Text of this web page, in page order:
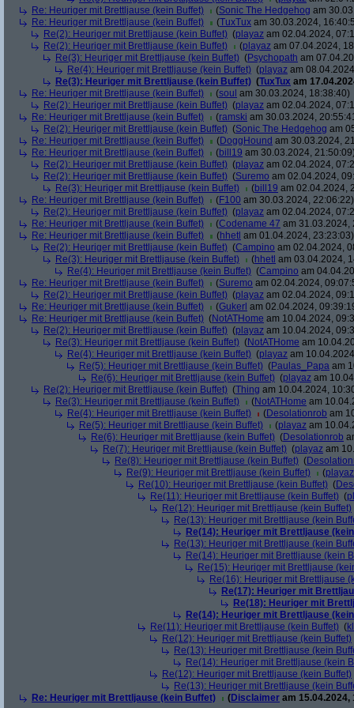
Re: Heuriger mit Brettljause (kein Buffet)
(Sonic The Hedgehog am
Re: Heuriger mit Brettljause (kein Buffet)
(TuxTux am 30.03.2024,
Re(2): Heuriger mit Brettljause (kein Buffet) (playaz am 02.04.2024,
Re(2): Heuriger mit Brettljause (kein Buffet)
(playaz am 07.04.2024,
Re(3): Heuriger mit Brettljause (kein Buffet) (Psychopath am
Re(4): Heuriger mit Brettljause (kein Buffet) (playaz am
Re(3): Heuriger mit Brettljause (kein Buffet) (TuxTux am
Re: Heuriger mit Brettljause (kein Buffet)
(soul am 30.03.2024, 18:38:40)
Re(2): Heuriger mit Brettljause (kein Buffet) (playaz am 02.04.2024,
Re: Heuriger mit Brettljause (kein Buffet)
(ramski am 30.03.2024,
Re(2): Heuriger mit Brettljause (kein Buffet) (Sonic The Hedgehog am
Re: Heuriger mit Brettljause (kein Buffet)
(DoggHound am 30.03.2024,
Re: Heuriger mit Brettljause (kein Buffet)
(bill19 am 30.03.2024, 21:50:09)
Re(2): Heuriger mit Brettljause (kein Buffet) (playaz am 02.04.2024,
Re(2): Heuriger mit Brettljause (kein Buffet) (Suremo am 02.04.2024,
Re(3): Heuriger mit Brettljause (kein Buffet)
(bill19 am 02.04.2024,
Re: Heuriger mit Brettljause (kein Buffet)
(F100 am 30.03.2024, 22:06:22)
Re(2): Heuriger mit Brettljause (kein Buffet) (playaz am 02.04.2024,
Re: Heuriger mit Brettljause (kein Buffet)
(Codename 47 am 31.03.2024,
Re: Heuriger mit Brettljause (kein Buffet)
(hhetl am 01.04.2024, 23:23:03)
Re(2): Heuriger mit Brettljause (kein Buffet) (Campino am 02.04.2024,
Re(3): Heuriger mit Brettljause (kein Buffet)
(hhetl am 03.04.2024,
Re(4): Heuriger mit Brettljause (kein Buffet) (Campino am
Re: Heuriger mit Brettljause (kein Buffet)
(Suremo am 02.04.2024,
Re(2): Heuriger mit Brettljause (kein Buffet) (playaz am 02.04.2024,
Re: Heuriger mit Brettljause (kein Buffet)
(Gukerl am 02.04.2024,
Re: Heuriger mit Brettljause (kein Buffet) (NotATHome am 10.04.2024,
Re(2): Heuriger mit Brettljause (kein Buffet) (playaz am 10.04.2024,
Re(3): Heuriger mit Brettljause (kein Buffet) (NotATHome am
Re(4): Heuriger mit Brettljause (kein Buffet) (playaz am
Re(5): Heuriger mit Brettljause (kein Buffet) (Paulas_Papa am
Re(6): Heuriger mit Brettljause (kein Buffet) (playaz am
Re(2): Heuriger mit Brettljause (kein Buffet) (Thing am 10.04.2024,
Re(3): Heuriger mit Brettljause (kein Buffet)
(NotATHome am
Re(4): Heuriger mit Brettljause (kein Buffet)
(Desolationrob am
Re(5): Heuriger mit Brettljause (kein Buffet)
(playaz am
Re(6): Heuriger mit Brettljause (kein Buffet) (Desolationrob
Re(7): Heuriger mit Brettljause (kein Buffet) (playaz am
Re(8): Heuriger mit Brettljause (kein Buffet) (
Re(9): Heuriger mit Brettljause (kein Buffet)
(playaz
Re(10): Heuriger mit Brettljause (kein Buffet) (
Re(11): Heuriger mit Brettljause (kein Buffet) (
Re(12): Heuriger mit Brettljause (kein Buffet)
Re(13): Heuriger mit Brettljause (kein
Re(14): Heuriger mit Brettljause
Re(13): Heuriger mit Brettljause (kein
Re(14): Heuriger mit Brettljause (kein
Re(15): Heuriger mit Brettljause
Re(16): Heuriger mit Brettljause
Re(17): Heuriger mit
Re(18): Heuriger mit
Re(14): Heuriger mit Brettljause
Re(11): Heuriger mit Brettljause (kein Buffet) (
Re(12): Heuriger mit Brettljause (kein Buffet)
Re(13): Heuriger mit Brettljause (kein
Re(14): Heuriger mit Brettljause (kein
Re(12): Heuriger mit Brettljause (kein Buffet)
Re(13): Heuriger mit Brettljause (kein
Re: Heuriger mit Brettljause (kein Buffet)
(Disclaimer am 15.04.2024,